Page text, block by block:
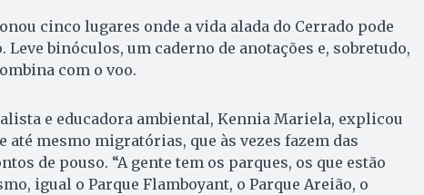
cinco lugares onde a vida alada do Cerrado pode
Leve binóculos, um caderno de anotações e, sobretudo,
com o voo.
e educadora ambiental, Kennia Mariela, explicou
até mesmo migratórias, que às vezes fazem das
de pouso. “A gente tem os parques, os que estão
igual o Parque Flamboyant, o Parque Areião, o